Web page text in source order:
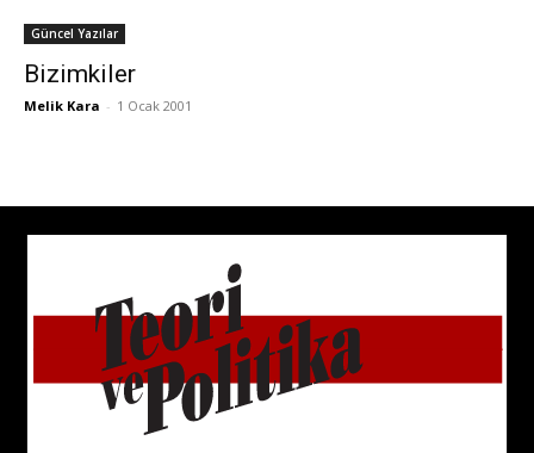
Güncel Yazılar
Bizimkiler
Melik Kara - 1 Ocak 2001